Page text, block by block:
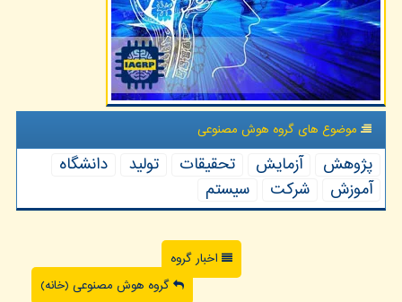
موضوع های گروه هوش مصنوعی
پژوهش آزمایش تحقیقات تولید
دانشگاه
آموزش
شركت سیستم
اخبار گروه
گروه هوش مصنوعی (خانه)